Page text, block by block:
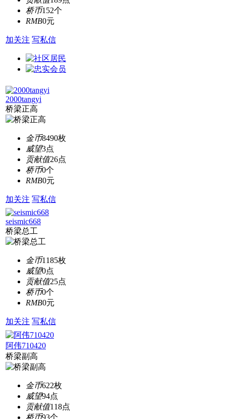
桥币152个
RMB0元
加关注 写私信
2000tangyi
桥梁正高
金币8490枚
威望3点
贡献值26点
桥币0个
RMB0元
加关注 写私信
seismic668
桥梁总工
金币1185枚
威望0点
贡献值25点
桥币0个
RMB0元
加关注 写私信
阿伟710420
桥梁副高
金币622枚
威望94点
贡献值118点
桥币93个